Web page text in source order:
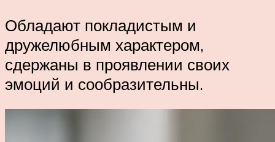
Обладают покладистым и
дружелюбным характером,
сдержаны в проявлении своих
эмоций и сообразительны.